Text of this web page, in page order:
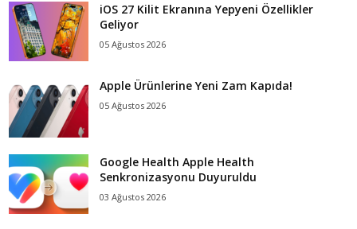
iOS 27 Kilit Ekranına Yepyeni Özellikler
Geliyor
05 Ağustos 2026
Apple Ürünlerine Yeni Zam Kapıda!
05 Ağustos 2026
Google Health Apple Health
Senkronizasyonu Duyuruldu
03 Ağustos 2026